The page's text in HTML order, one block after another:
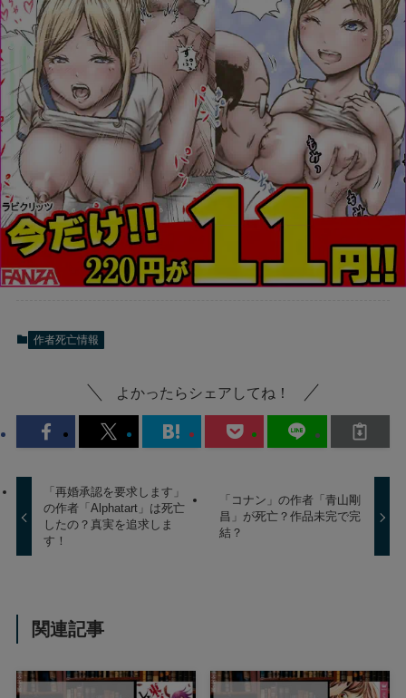
作者死亡情報
よかったらシェアしてね！
「再婚承認を要求します」
の作者「Alphatart」は死亡
したの？真実を追求しま
す！
「コナン」の作者「青山剛
昌」が死亡？作品未完で完
結？
関連記事